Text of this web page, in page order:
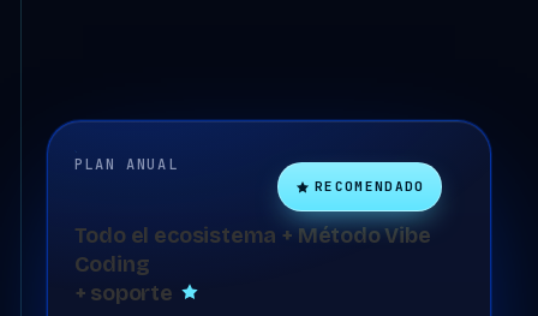
RECOMENDADO
PLAN ANUAL
Todo el ecosistema + Método Vibe
Coding
+ soporte